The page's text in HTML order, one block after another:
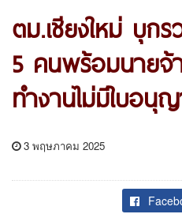
ตม.เชียงใหม่ บุกร
5 คนพร้อมนายจ้
ทำงานไม่มีใบอนุ
3 พฤษภาคม 2025